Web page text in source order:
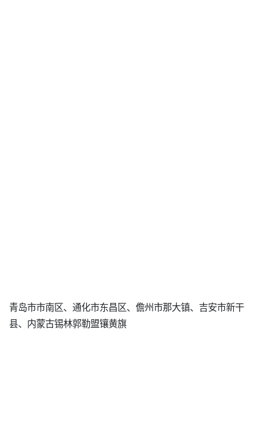
青岛市市南区、通化市东昌区、儋州市那大镇、吉安市新干
县、内蒙古锡林郭勒盟镶黄旗